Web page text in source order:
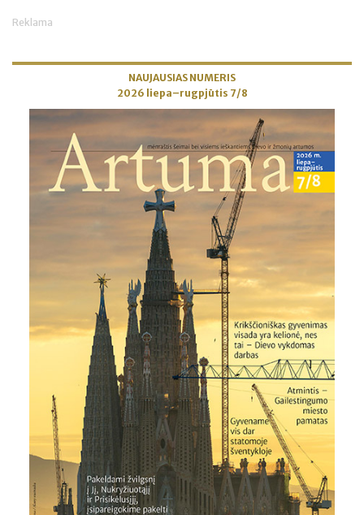
Reklama
NAUJAUSIAS NUMERIS
2026 liepa–rugpjūtis 7/8